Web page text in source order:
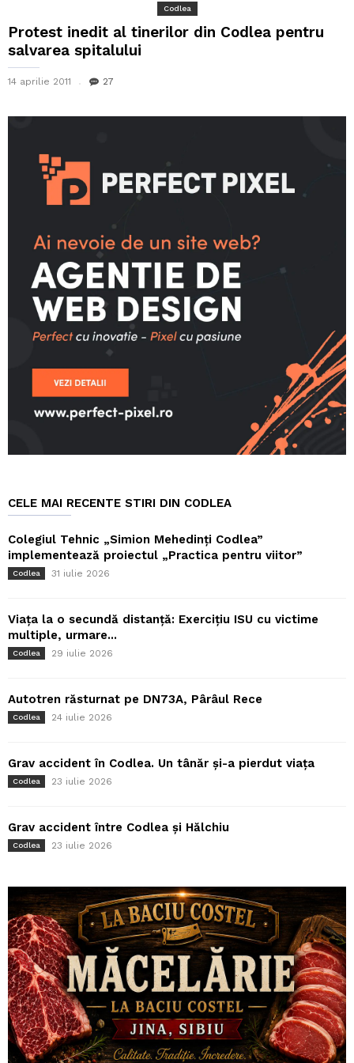
Codlea
Protest inedit al tinerilor din Codlea pentru
salvarea spitalului
14 aprilie 2011 27
CELE MAI RECENTE STIRI DIN CODLEA
Colegiul Tehnic „Simion Mehedinți Codlea”
implementează proiectul „Practica pentru viitor”
Codlea 31 iulie 2026
Viața la o secundă distanță: Exercițiu ISU cu victime
multiple, urmare...
Codlea 29 iulie 2026
Autotren răsturnat pe DN73A, Pârâul Rece
Codlea 24 iulie 2026
Grav accident în Codlea. Un tânăr și-a pierdut viața
Codlea 23 iulie 2026
Grav accident între Codlea și Hălchiu
Codlea 23 iulie 2026